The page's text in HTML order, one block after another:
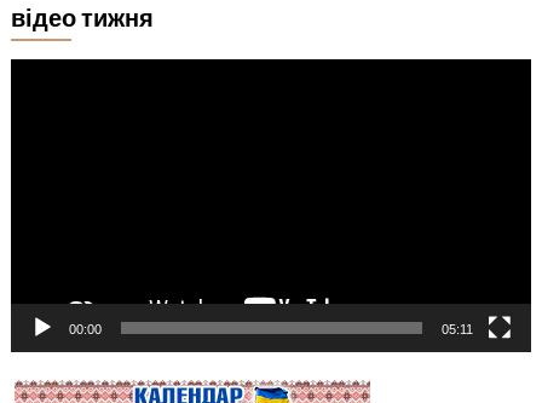
відео тижня
00:00 05:11